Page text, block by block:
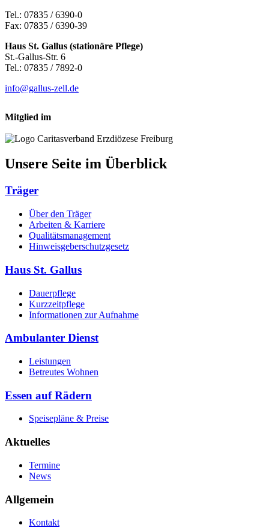
Tel.: 07835 / 6390-0
Fax: 07835 / 6390-39
Haus St. Gallus (stationäre Pflege)
St.-Gallus-Str. 6
Tel.: 07835 / 7892-0
info@gallus-zell.de
Mitglied im
Unsere Seite im Überblick
Träger
Über den Träger
Arbeiten & Karriere
Qualitätsmanagement
Hinweisgeberschutzgesetz
Haus St. Gallus
Dauerpflege
Kurzzeitpflege
Informationen zur Aufnahme
Ambulanter Dienst
Leistungen
Betreutes Wohnen
Essen auf Rädern
Speisepläne & Preise
Aktuelles
Termine
News
Allgemein
Kontakt